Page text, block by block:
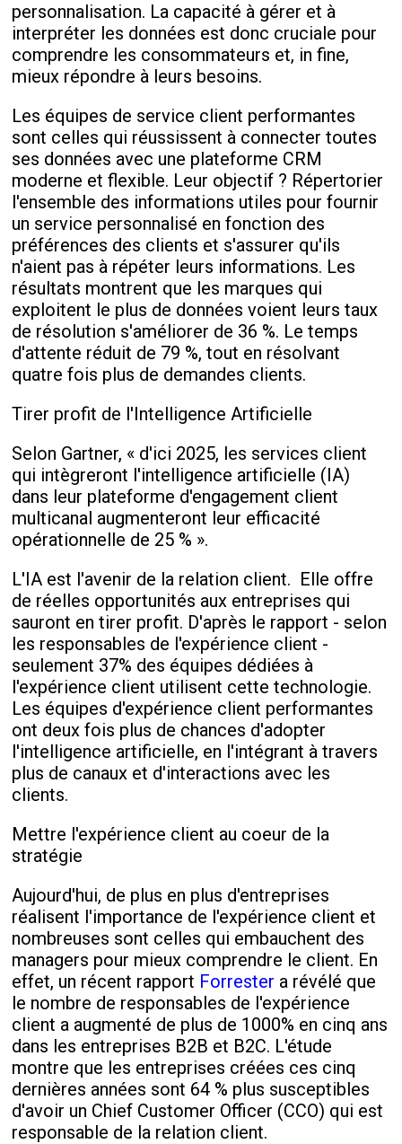
personnalisation. La capacité à gérer et à
interpréter les données est donc cruciale pour
comprendre les consommateurs et, in fine,
mieux répondre à leurs besoins.
Les équipes de service client performantes
sont celles qui réussissent à connecter toutes
ses données avec une plateforme CRM
moderne et flexible. Leur objectif ? Répertorier
l'ensemble des informations utiles pour fournir
un service personnalisé en fonction des
préférences des clients et s'assurer qu'ils
n'aient pas à répéter leurs informations. Les
résultats montrent que les marques qui
exploitent le plus de données voient leurs taux
de résolution s'améliorer de 36 %. Le temps
d'attente réduit de 79 %, tout en résolvant
quatre fois plus de demandes clients.
Tirer profit de l'Intelligence Artificielle
Selon Gartner, « d'ici 2025, les services client
qui intègreront l'intelligence artificielle (IA)
dans leur plateforme d'engagement client
multicanal augmenteront leur efficacité
opérationnelle de 25 % ».
L'IA est l'avenir de la relation client. Elle offre
de réelles opportunités aux entreprises qui
sauront en tirer profit. D'après le rapport - selon
les responsables de l'expérience client -
seulement 37% des équipes dédiées à
l'expérience client utilisent cette technologie.
Les équipes d'expérience client performantes
ont deux fois plus de chances d'adopter
l'intelligence artificielle, en l'intégrant à travers
plus de canaux et d'interactions avec les
clients.
Mettre l'expérience client au coeur de la
stratégie
Aujourd'hui, de plus en plus d'entreprises
réalisent l'importance de l'expérience client et
nombreuses sont celles qui embauchent des
managers pour mieux comprendre le client. En
effet, un récent rapport Forrester a révélé que
le nombre de responsables de l'expérience
client a augmenté de plus de 1000% en cinq ans
dans les entreprises B2B et B2C. L'étude
montre que les entreprises créées ces cinq
dernières années sont 64 % plus susceptibles
d'avoir un Chief Customer Officer (CCO) qui est
responsable de la relation client.